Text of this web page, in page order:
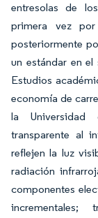
entresolas de
primera vez
posteriormente
un estándar en
Estudios
economía de
la Universidad
transparente al
reflejen la luz
radiación
componentes